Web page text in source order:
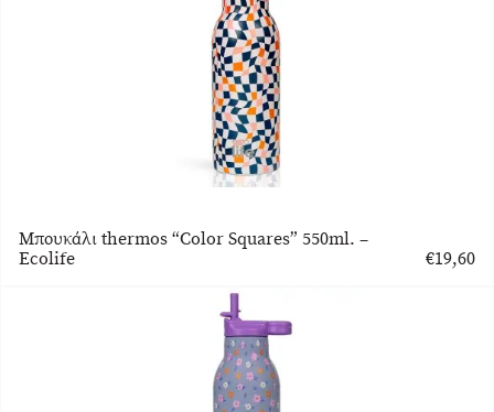
Μπουκάλι thermos “Color Squares” 550ml. –
Ecolife
€19,60